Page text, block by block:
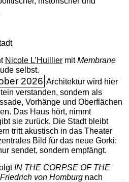
Nicole L’Huilliermit ­Membrane
selbst.
2026 Architektur wird hier
verstanden, sondern als
Vorhänge und Oberflächen
Das Haus hört, nimmt
sie zurück. Die Stadt bleibt
tritt akustisch in das Theater
Bild für das neue Gorki:
sendet, sondern empfängt.
IN THE CORPSE OF THE
von Homburgnach